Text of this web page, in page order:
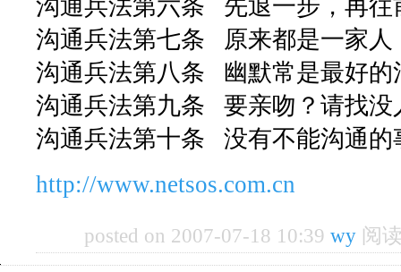
沟通兵法第六条 先退一步，再往
沟通兵法第七条 原来都是一家人
沟通兵法第八条 幽默常是最好的
沟通兵法第九条 要亲吻？请找没
沟通兵法第十条 没有不能沟通的
http://www.netsos.com.cn
posted on 2007-07-18 10:39 wy 阅